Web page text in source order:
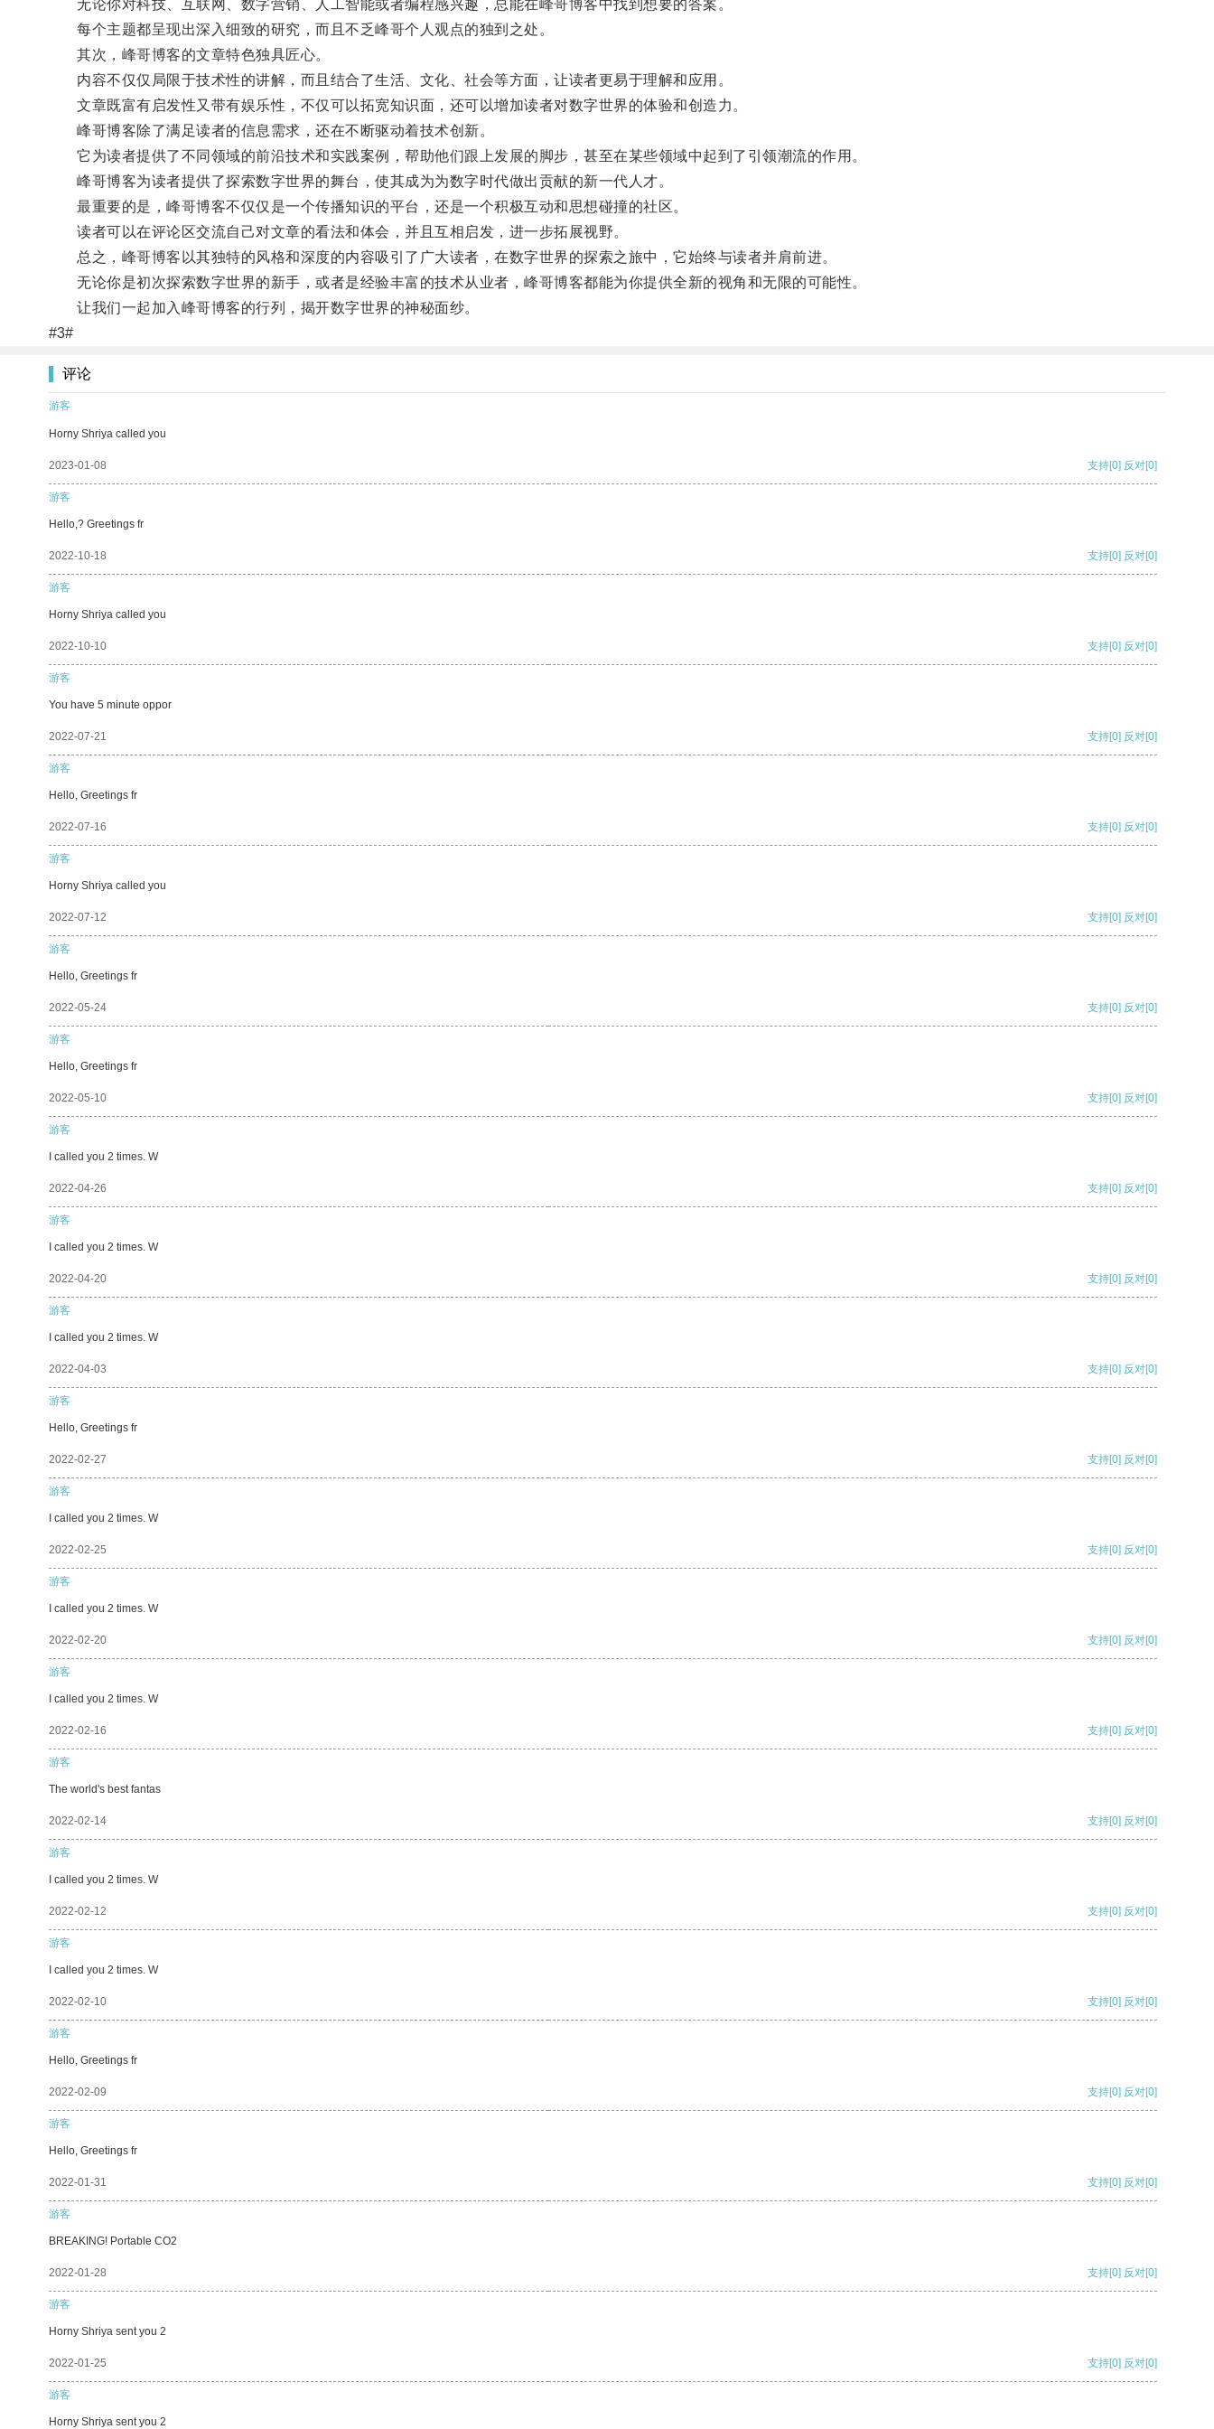
无论你对科技、互联网、数字营销、人工智能或者编程感兴趣，总能在峰哥博客中找到想要的答案。
每个主题都呈现出深入细致的研究，而且不乏峰哥个人观点的独到之处。
其次，峰哥博客的文章特色独具匠心。
内容不仅仅局限于技术性的讲解，而且结合了生活、文化、社会等方面，让读者更易于理解和应用。
文章既富有启发性又带有娱乐性，不仅可以拓宽知识面，还可以增加读者对数字世界的体验和创造力。
峰哥博客除了满足读者的信息需求，还在不断驱动着技术创新。
它为读者提供了不同领域的前沿技术和实践案例，帮助他们跟上发展的脚步，甚至在某些领域中起到了引领潮流的作用。
峰哥博客为读者提供了探索数字世界的舞台，使其成为为数字时代做出贡献的新一代人才。
最重要的是，峰哥博客不仅仅是一个传播知识的平台，还是一个积极互动和思想碰撞的社区。
读者可以在评论区交流自己对文章的看法和体会，并且互相启发，进一步拓展视野。
总之，峰哥博客以其独特的风格和深度的内容吸引了广大读者，在数字世界的探索之旅中，它始终与读者并肩前进。
无论你是初次探索数字世界的新手，或者是经验丰富的技术从业者，峰哥博客都能为你提供全新的视角和无限的可能性。
让我们一起加入峰哥博客的行列，揭开数字世界的神秘面纱。
#3#
评论
游客
Horny Shriya called you
2023-01-08 支持[0] 反对[0]
游客
Hello,? Greetings fr
2022-10-18 支持[0] 反对[0]
游客
Horny Shriya called you
2022-10-10 支持[0] 反对[0]
游客
You have 5 minute oppor
2022-07-21 支持[0] 反对[0]
游客
Hello, Greetings fr
2022-07-16 支持[0] 反对[0]
游客
Horny Shriya called you
2022-07-12 支持[0] 反对[0]
游客
Hello, Greetings fr
2022-05-24 支持[0] 反对[0]
游客
Hello, Greetings fr
2022-05-10 支持[0] 反对[0]
游客
I called you 2 times. W
2022-04-26 支持[0] 反对[0]
游客
I called you 2 times. W
2022-04-20 支持[0] 反对[0]
游客
I called you 2 times. W
2022-04-03 支持[0] 反对[0]
游客
Hello, Greetings fr
2022-02-27 支持[0] 反对[0]
游客
I called you 2 times. W
2022-02-25 支持[0] 反对[0]
游客
I called you 2 times. W
2022-02-20 支持[0] 反对[0]
游客
I called you 2 times. W
2022-02-16 支持[0] 反对[0]
游客
The world's best fantas
2022-02-14 支持[0] 反对[0]
游客
I called you 2 times. W
2022-02-12 支持[0] 反对[0]
游客
I called you 2 times. W
2022-02-10 支持[0] 反对[0]
游客
Hello, Greetings fr
2022-02-09 支持[0] 反对[0]
游客
Hello, Greetings fr
2022-01-31 支持[0] 反对[0]
游客
BREAKING! Portable CO2
2022-01-28 支持[0] 反对[0]
游客
Horny Shriya sent you 2
2022-01-25 支持[0] 反对[0]
游客
Horny Shriya sent you 2